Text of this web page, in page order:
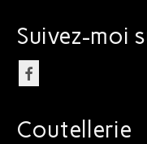
Suivez-moi
Coutellerie